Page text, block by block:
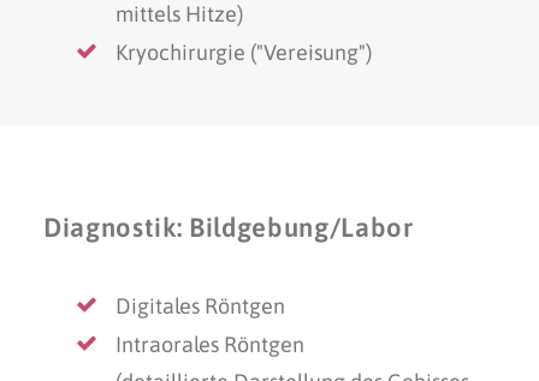
mittels Hitze)
Kryochirurgie ("Vereisung")
Diagnostik: Bildgebung/Labor
Digitales Röntgen
Intraorales Röntgen